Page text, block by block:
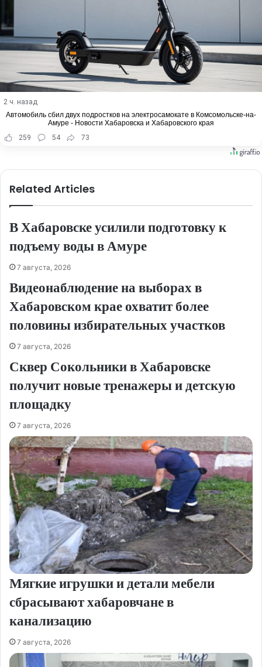
2 ч. назад
Автомобиль сбил двух подростков на электросамокате в Комсомольске-на-
Амуре - Новости Хабаровска и Хабаровского края
259
54 73
Related Articles
В Хабаровске усилили подготовку к
подъему воды в Амуре
7 августа, 2026
Видеонаблюдение на выборах в
Хабаровском крае охватит более
половины избирательных участков
7 августа, 2026
Сквер Сокольники в Хабаровске
получит новые тренажеры и детскую
площадку
7 августа, 2026
Мягкие игрушки и детали мебели
сбрасывают хабаровчане в
канализацию
7 августа, 2026